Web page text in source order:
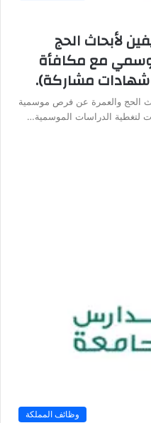
لأبحاث الحج
مع مكافأة
شهادات مشاركة).
الحج والعمرة عن فرص موسمية
لتغطية الدراسات الموسمية…
وظائف المملكة